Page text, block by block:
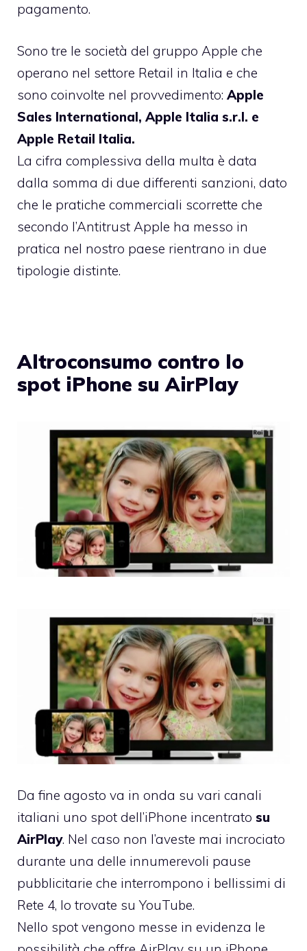
pagamento.
Sono tre le società del gruppo Apple che
operano nel settore Retail in Italia e che
sono coinvolte nel provvedimento: Apple
Sales International, Apple Italia s.r.l. e
Apple Retail Italia.
La cifra complessiva della multa è data
dalla somma di due differenti sanzioni, dato
che le pratiche commerciali scorrette che
secondo l’Antitrust Apple ha messo in
pratica nel nostro paese rientrano in due
tipologie distinte.
Altroconsumo contro lo
spot iPhone su AirPlay
Da fine agosto va in onda su vari canali
italiani uno spot dell’iPhone incentrato su
AirPlay. Nel caso non l’aveste mai incrociato
durante una delle innumerevoli pause
pubblicitarie che interrompono i bellissimi di
Rete 4, lo trovate su YouTube.
Nello spot vengono messe in evidenza le